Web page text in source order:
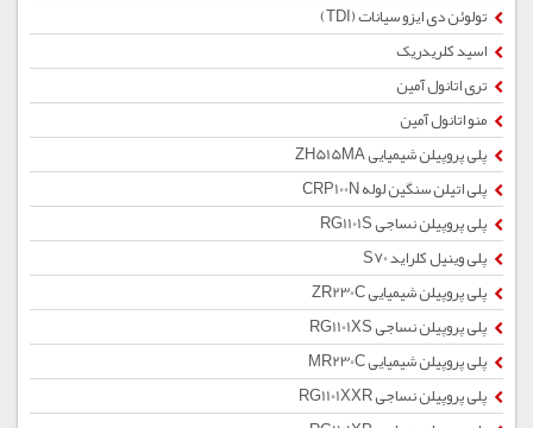
تولوئن دی ایزو سیانات (TDI)
اسید کلریدریک
تری اتانول آمین
منو اتانول آمین
پلی پروپیلن شیمیایی ZH515MA
پلی اتیلن سنگین لوله CRP100N
پلی پروپیلن نساجی RG1101S
پلی وینیل کلراید S70
پلی پروپیلن شیمیایی ZR230C
پلی پروپیلن نساجی RG1101XS
پلی پروپیلن شیمیایی MR230C
پلی پروپیلن نساجی RG1101XXR